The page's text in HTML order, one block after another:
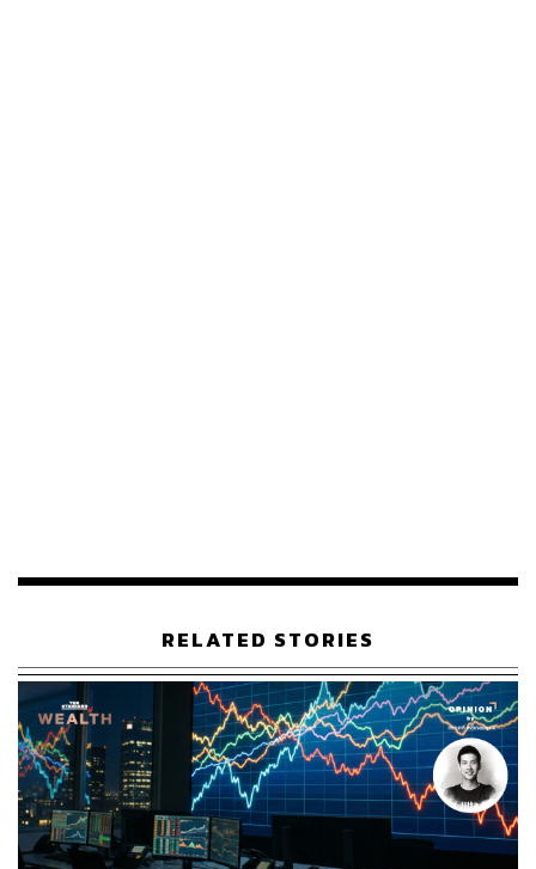
นอกจากนี้ยังให้ความสำคัญกับการดูแลสุขภาพและความ
ปลอดภัยของพนักงาน เพื่อให้ธุรกิจดำเนินได้อย่างต่อเนื่อง
และรักษาประสิทธิภาพในการปฏิบัติงาน (Operational
Efficiency) รวมถึงการช่วยเหลือสังคม ผู้มีส่วนได้เสีย ทั้ง
ลูกค้าและคู่ค้า เพื่อก้าวผ่านสถานการณ์ไปด้วยกัน บจ. ยังมี
พัฒนาการโดดเด่นด้านสิ่งแวดล้อม
RELATED STORIES